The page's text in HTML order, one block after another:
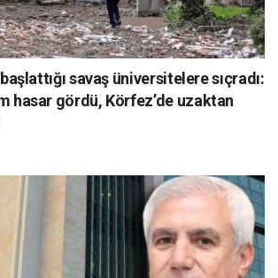
savaş üniversitelere sıçradı:
hasar gördü, Körfez’de uzaktan